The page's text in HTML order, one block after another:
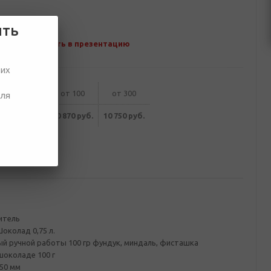
Добавить в презентацию
от 100 от 300
10 870 руб. 10 750 руб.
0,75 л.
ручной работы 100 гр фундук, миндаль, фисташка
100 г
мм